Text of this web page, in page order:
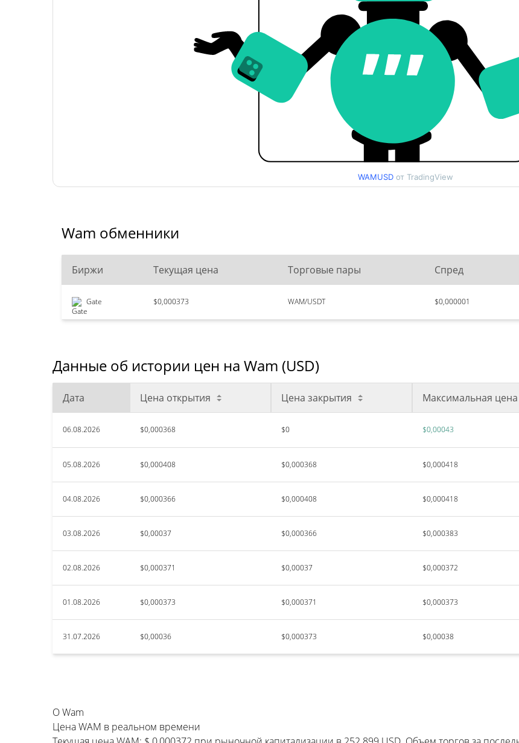
WAMUSD от TradingView
Wam обменники
Биржи Текущая цена Торговые пары Спред
Gate $0,000373 WAM/USDT $0,000001
Данные об истории цен на Wam (USD)
Дата Цена открытия Цена закрытия Максимальная цена
06.08.2026 $0,000368 $0 $0,00043
05.08.2026 $0,000408 $0,000368 $0,000418
04.08.2026 $0,000366 $0,000408 $0,000418
03.08.2026 $0,00037 $0,000366 $0,000383
02.08.2026 $0,000371 $0,00037 $0,000372
01.08.2026 $0,000373 $0,000371 $0,000373
31.07.2026 $0,00036 $0,000373 $0,00038
О Wam
Цена WAM в реальном времени